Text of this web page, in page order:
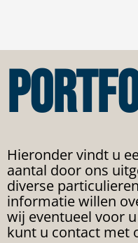
Hieronder vindt u
aantal door ons
diverse
informatie willen
wij eventueel voor
kunt u contact met